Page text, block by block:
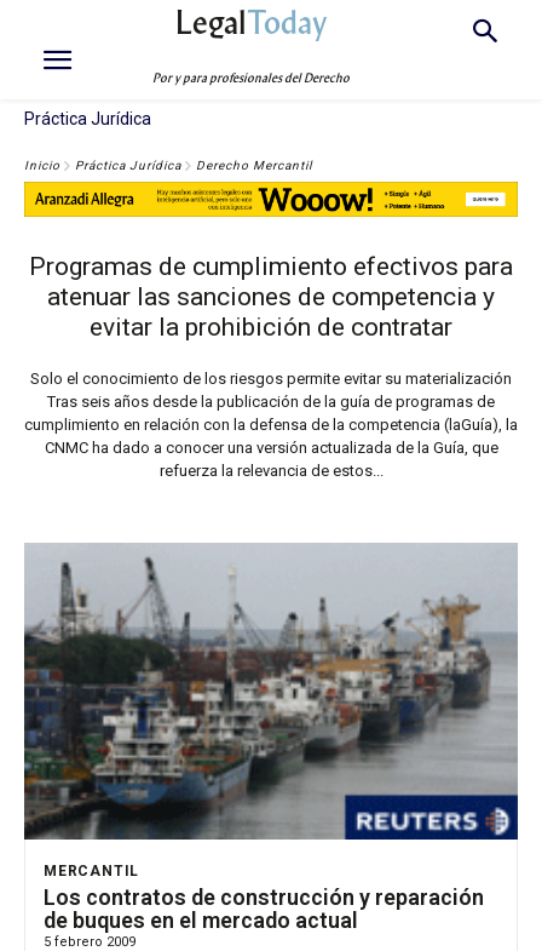
LegalToday
Por y para profesionales del Derecho
Práctica Jurídica
Inicio Práctica Jurídica Derecho Mercantil
Programas de cumplimiento efectivos para
atenuar las sanciones de competencia y
evitar la prohibición de contratar
Solo el conocimiento de los riesgos permite evitar su materialización
Tras seis años desde la publicación de la guía de programas de
cumplimiento en relación con la defensa de la competencia (laGuía), la
CNMC ha dado a conocer una versión actualizada de la Guía, que
refuerza la relevancia de estos...
MERCANTIL
Los contratos de construcción y reparación
de buques en el mercado actual
5 febrero 2009